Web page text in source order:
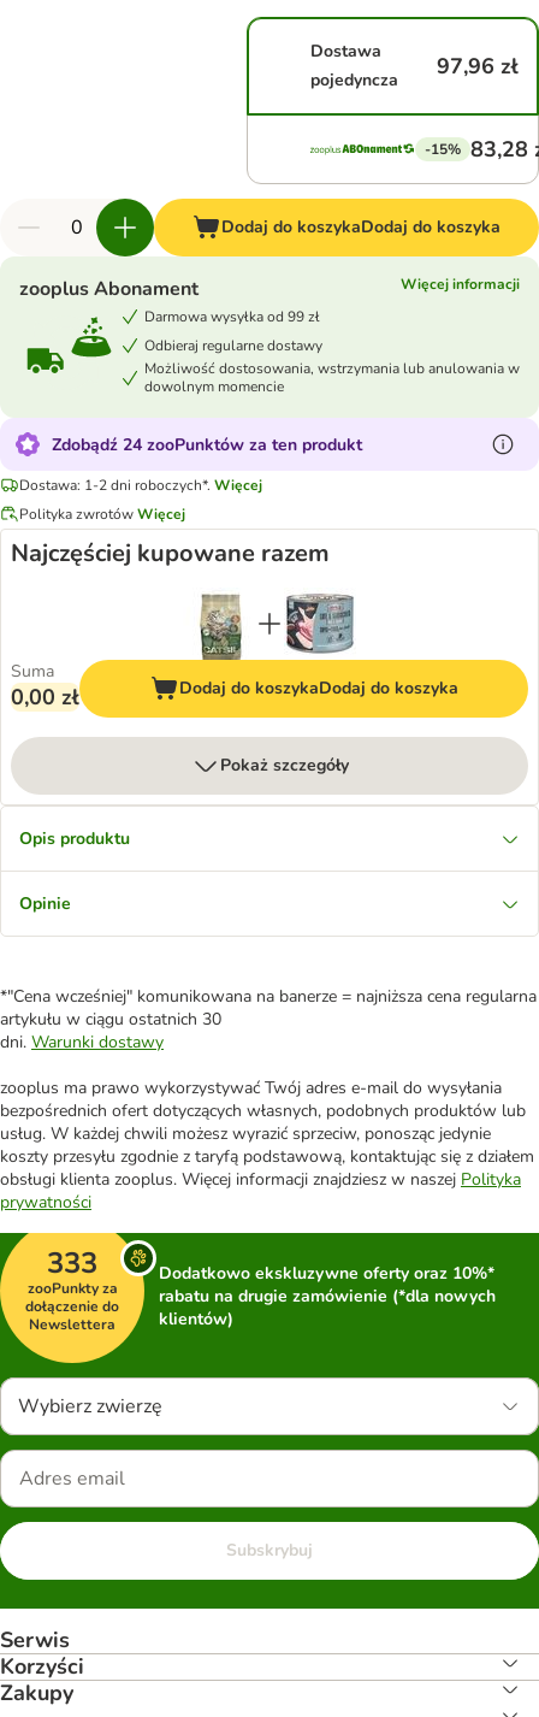
Dostawa
pojedyncza
97,96 zł
-15% 83,28
Dodaj do koszykaDodaj do koszyka
zooplus Abonament
Więcej informacji
Darmowa wysyłka od 99 zł
Odbieraj regularne dostawy
Możliwość dostosowania, wstrzymania lub anulowania w
dowolnym momencie
Zdobądź 24 zooPunktów za ten produkt
Dostawa: 1-2 dni roboczych*. Więcej
Polityka zwrotówWięcej
Najczęściej kupowane razem
Suma
0,00 zł Dodaj do koszykaDodaj do koszyka
Pokaż szczegóły
Opis produktu
Opinie
*"Cena wcześniej" komunikowana na banerze = najniższa cena regularna
artykułu w ciągu ostatnich 30
dni. Warunki dostawy
zooplus ma prawo wykorzystywać Twój adres e-mail do wysyłania
bezpośrednich ofert dotyczących własnych, podobnych produktów lub
usług. W każdej chwili możesz wyrazić sprzeciw, ponosząc jedynie
koszty przesyłu zgodnie z taryfą podstawową, kontaktując się z działem
obsługi klienta zooplus. Więcej informacji znajdziesz w naszej Polityka
prywatności
333
zooPunkty za
dołączenie do
Newslettera
Dodatkowo ekskluzywne oferty oraz 10%*
rabatu na drugie zamówienie (*dla nowych
klientów)
Wybierz zwierzę
Subskrybuj
Serwis
Korzyści
Zakupy